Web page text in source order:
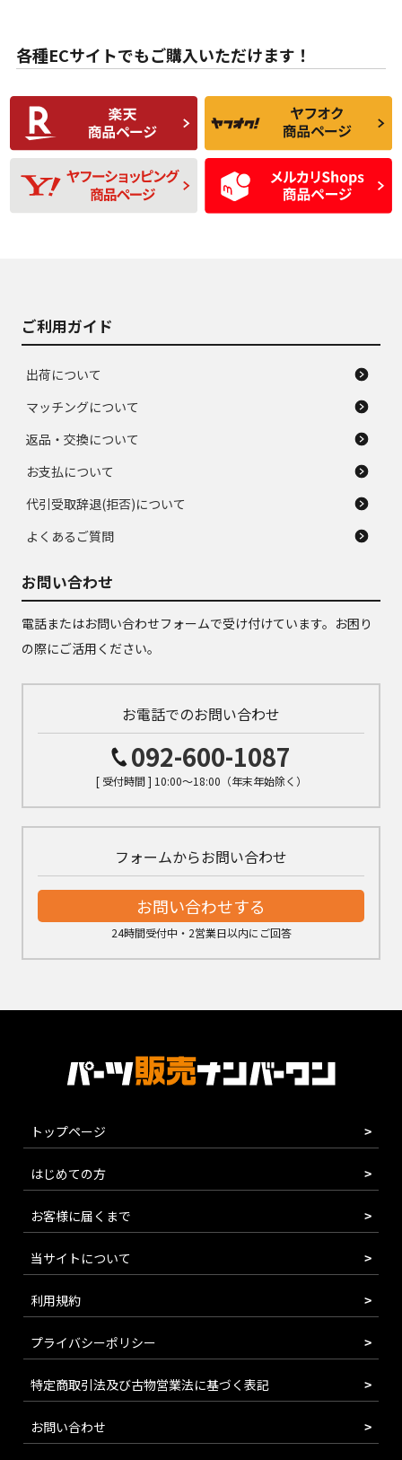
な中古品
んどない中古品
C
比較的きれいな中古
品
C
られるが、使用に問
題のない中古品
D
使用感や目立つ傷が
あり、一般的な中古
品
D
残り溝も少なく、偏
磨耗がみられ、短期
間使用できるくらい
の中古品
各種ECサイトでもご購入いただけます！
ご利用ガイド
出荷について
マッチングについて
返品・交換について
お支払について
代引受取辞退(拒否)について
よくあるご質問
お問い合わせ
電話またはお問い合わせフォームで受け付けています。お困り
の際にご活用ください。
お電話でのお問い合わせ
092-600-1087
[ 受付時間 ] 10:00～18:00（年末年始除く）
フォームからお問い合わせ
お問い合わせする
24時間受付中・2営業日以内にご回答
トップページ
はじめての方
お客様に届くまで
当サイトについて
利用規約
プライバシーポリシー
特定商取引法及び古物営業法に基づく表記
お問い合わせ